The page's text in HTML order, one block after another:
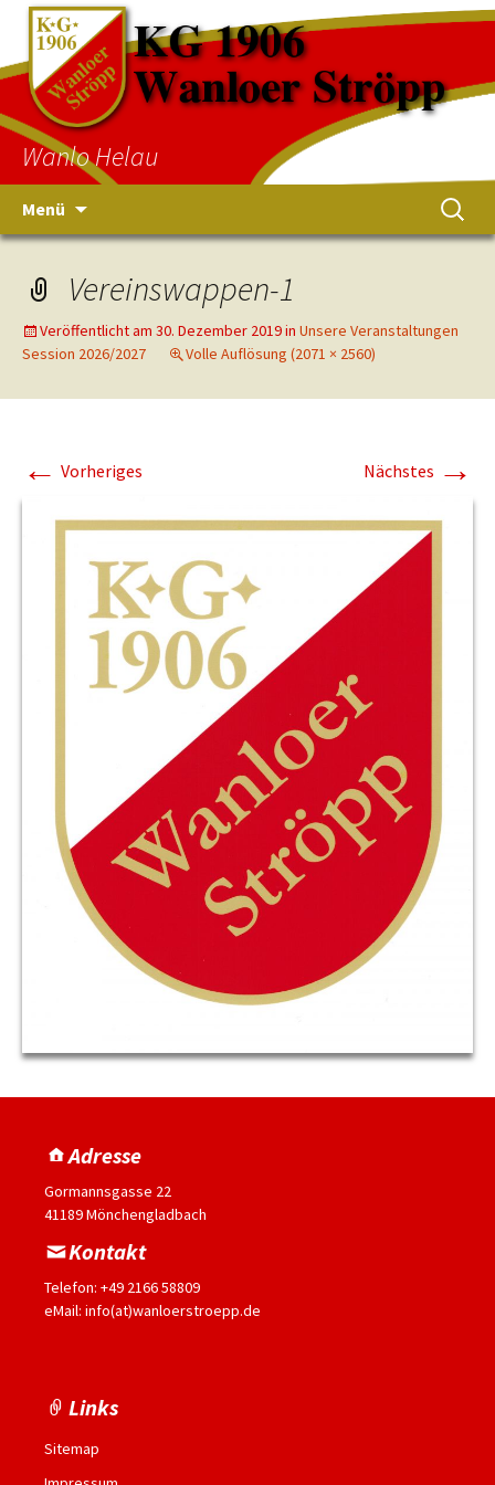
Wanlo Helau
Menü
Vereinswappen-1
Veröffentlicht am 30. Dezember 2019in Unsere Veranstaltungen
Session 2026/2027
Volle Auflösung (2071 × 2560)
← Vorheriges Nächstes →
Adresse
Gormannsgasse 22
41189 Mönchengladbach
Kontakt
Telefon: +49 2166 58809
eMail: info(at)wanloerstroepp.de
Links
Sitemap